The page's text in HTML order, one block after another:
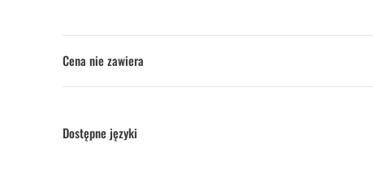
Cena nie zawiera
Dostępne języki